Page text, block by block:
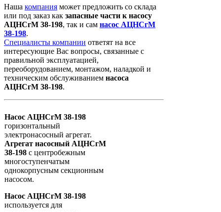
Наша компания может предложить со склада
или под заказ как запасные части кнасосу
АЦНСгМ 38-198, так и сам насос АЦНСгМ
38-198.
Специалисты компании ответят на все
интересующие Вас вопросы, связанные с
правильной эксплуатацией,
переоборудованием, монтажом, наладкой и
техническим обслуживанием насоса
АЦНСгМ 38-198.
Насос АЦНСгМ 38-198
горизонтальный
электронасосный агрегат.
Агрегат насосный АЦНСгМ
38-198 с центробежным
многоступенчатым
однокорпусным секционным
насосом.
Насос АЦНСгМ 38-198
используется для